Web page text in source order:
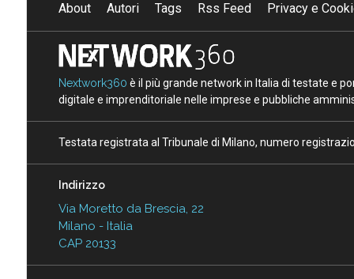
About Autori Tags Rss Feed Privacy e
Nextwork360 è il più grande network in Italia di testate e
digitale e imprenditoriale nelle imprese e pubbliche
Testata registrata al Tribunale di Milano, numero
Indirizzo
Via Moretto da Brescia, 22
Milano - Italia
CAP 20133